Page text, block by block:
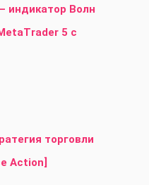
индикатор Волн
5 с
торговли
Action]